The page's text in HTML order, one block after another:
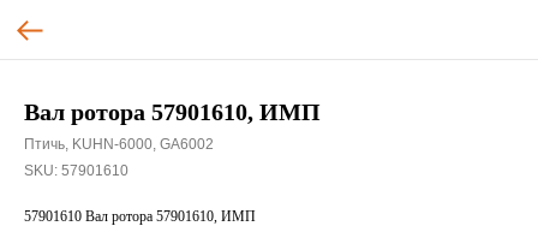
Вал ротора 57901610, ИМП
Птичь, KUHN-6000, GA6002
SKU: 57901610
57901610 Вал ротора 57901610, ИМП